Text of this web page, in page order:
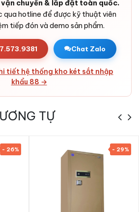
nhập khẩu Bofa BJ-150LJ
trội so với các dòng chỉ 2-3 phương
trộm:Đặc trưng series Bojin.
Két Sắt Nhập Khẩu 88 giao + lắp đặt
theo Két sắt nhập khẩu
5 phương thức mở khóa
chuyển & lắp đặt toàn quốc.
qua hotline để được kỹ thuật viên
tiếp đón và demo sản phẩm.
Chat Zalo
tiết hệ thống kho két sắt nhập
khẩu 88 →
TỰ
- 26% - 29%